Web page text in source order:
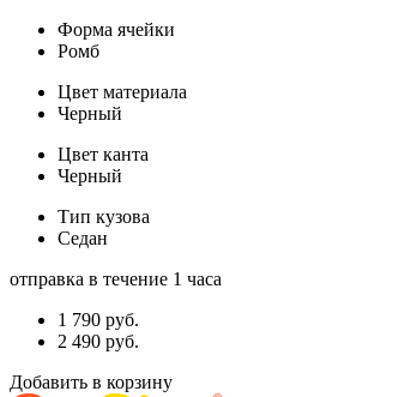
Форма ячейки
Ромб
Цвет материала
Черный
Цвет канта
Черный
Тип кузова
Седан
отправка в течение 1 часа
1 790 руб.
2 490 руб.
Добавить в корзину